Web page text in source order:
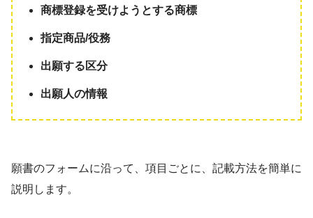
商標登録を受けようとする商標
指定商品/役務
出願する区分
出願人の情報
願書のフォームに沿って、項目ごとに、記載方法を簡単に
説明します。